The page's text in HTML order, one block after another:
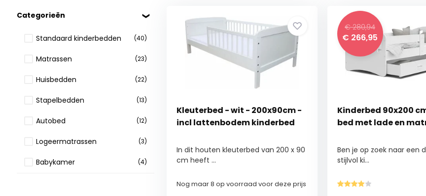
Categorieën
Standaard kinderbedden (40)
Matrassen (23)
Huisbedden (22)
Stapelbedden (13)
Autobed (12)
Logeermatrassen (3)
Babykamer (4)
Kleuterbed - wit - 200x90cm -
incl lattenbodem kinderbed
In dit houten kleuterbed van 200 x 90
cm heeft ...
Nog maar 8 op voorraad voor deze prijs
€ 280,94
€ 266,95
Kinderbed 90x200
bed met lade en
Ben je op zoek naar een
stijlvol ki...